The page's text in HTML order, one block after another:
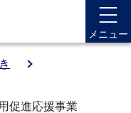
メニュー
促進応援事業